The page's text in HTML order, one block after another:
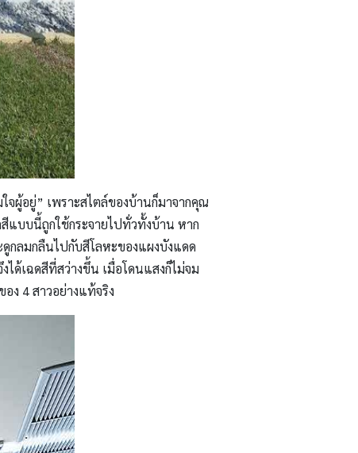
ผู้อยู่” เพราะสไตล์ของบ้านก็มาจากคุณ
บบนี้ถูกใช้กระจายไปทั่วทั้งบ้าน หาก
ดูกลมกลืนไปกับสีโลหะของแผงบังแดด
ด้เฉดสีที่สว่างขึ้น เมื่อโดนแสงก็ไม่จม
ง 4 สาวอย่างแท้จริง